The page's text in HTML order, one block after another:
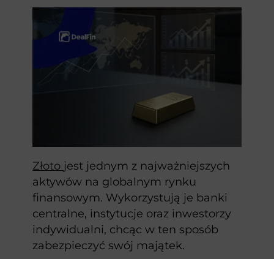
Złoto jest jednym z najważniejszych
aktywów na globalnym rynku
finansowym. Wykorzystują je banki
centralne, instytucje oraz inwestorzy
indywidualni, chcąc w ten sposób
zabezpieczyć swój majątek.